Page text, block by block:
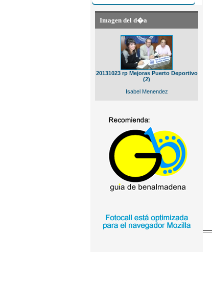
Imagen del d�a
20131023 rp Mejoras Puerto Deportivo
(2)
Isabel Menendez